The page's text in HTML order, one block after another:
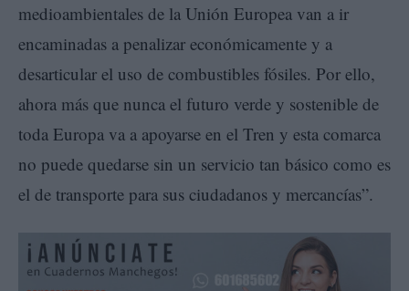
medioambientales de la Unión Europea van a ir
encaminadas a penalizar económicamente y a
desarticular el uso de combustibles fósiles. Por ello,
ahora más que nunca el futuro verde y sostenible de
toda Europa va a apoyarse en el Tren y esta comarca
no puede quedarse sin un servicio tan básico como es
el de transporte para sus ciudadanos y mercancías”.